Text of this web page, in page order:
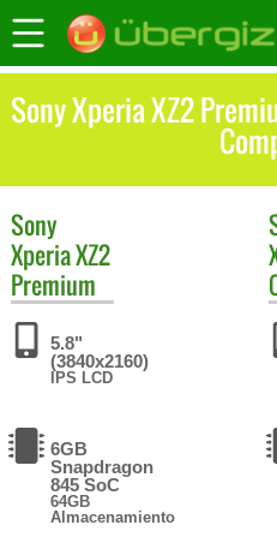
Sony Xperia XZ2
Sony
Xperia XZ2
Premium
5.8"
(3840x2160)
IPS LCD
6GB
Snapdragon
845 SoC
64GB
Almacenamiento